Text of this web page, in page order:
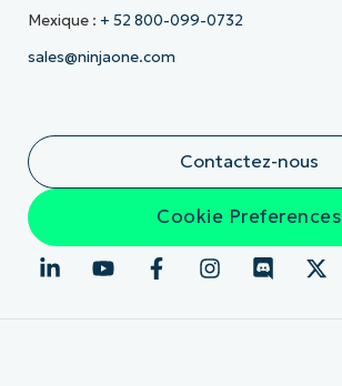
Mexique : + 52 800-099-0732
sales@ninjaone.com
Contactez-nous
Cookie Preferences